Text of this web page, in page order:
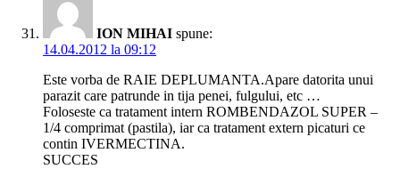
ION MIHAI spune:
14.04.2012 la 09:12
Este vorba de RAIE DEPLUMANTA.Apare datorita unui
parazit care patrunde in tija penei, fulgului, etc …
Foloseste ca tratament intern ROMBENDAZOL SUPER –
1/4 comprimat (pastila), iar ca tratament extern picaturi ce
contin IVERMECTINA.
SUCCES